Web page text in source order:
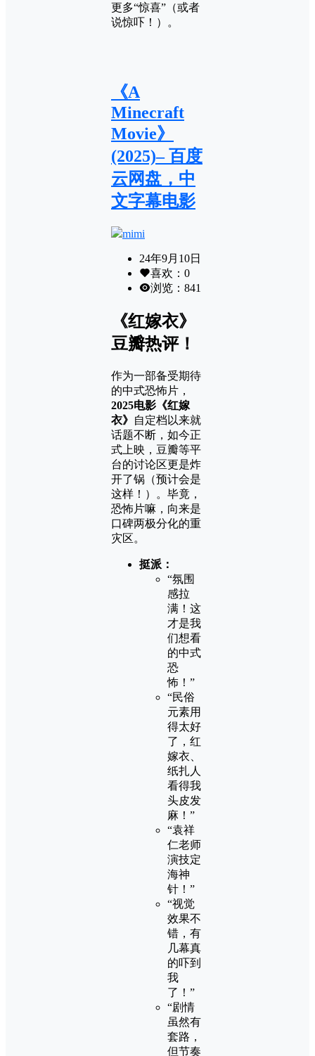
更多“惊喜”（或者
说惊吓！）。
《A
Minecraft
Movie》
(2025)– 百度
云网盘，中
文字幕电影
mimi
24年9月10日
喜欢： 0
浏览： 841
《红嫁衣》
豆瓣热评！
作为一部备受期待
的中式恐怖片，
2025电影《红嫁
衣》 自定档以来就
话题不断，如今正
式上映，豆瓣等平
台的讨论区更是炸
开了锅（预计会是
这样！）。毕竟，
恐怖片嘛，向来是
口碑两极分化的重
灾区。
挺派：
“氛围
感拉
满！这
才是我
们想看
的中式
恐
怖！”
“民俗
元素用
得太好
了，红
嫁衣、
纸扎人
看得我
头皮发
麻！”
“袁祥
仁老师
演技定
海神
针！”
“视觉
效果不
错，有
几幕真
的吓到
我
了！”
“剧情
虽然有
套路，
但节奏